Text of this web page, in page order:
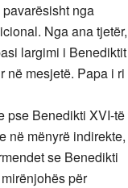
nga
Nga ana tjetër,
largimi i Benediktit
në mesjetë. Papa i ri
pse Benedikti XVI-të
në mënyrë indirekte,
se Benedikti
për